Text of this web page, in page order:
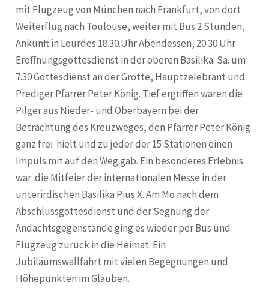
mit Flugzeug von München nach Frankfurt, von dort
Weiterflug nach Toulouse, weiter mit Bus 2 Stunden,
Ankunft in Lourdes 18.30.Uhr Abendessen, 20.30 Uhr
Eröffnungsgottesdienst in der oberen Basilika. Sa. um
7.30 Gottesdienst an der Grotte, Hauptzelebrant und
Prediger Pfarrer Peter König. Tief ergriffen waren die
Pilger aus Nieder- und Oberbayern bei der
Betrachtung des Kreuzweges, den Pfarrer Peter König
ganz frei hielt und zu jeder der 15 Stationen einen
Impuls mit auf den Weg gab. Ein besonderes Erlebnis
war die Mitfeier der internationalen Messe in der
unterirdischen Basilika Pius X. Am Mo nach dem
Abschlussgottesdienst und der Segnung der
Andachtsgegenstände ging es wieder per Bus und
Flugzeug zurück in die Heimat. Ein
Jubiläumswallfahrt mit vielen Begegnungen und
Höhepunkten im Glauben.